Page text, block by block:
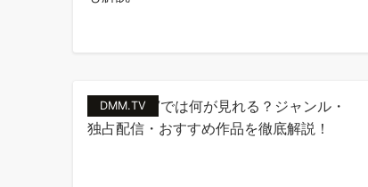
DMM.TV